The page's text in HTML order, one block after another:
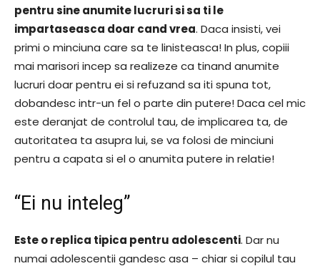
pentru sine anumite lucruri si sa ti le
impartaseasca doar cand vrea. Daca insisti, vei
primi o minciuna care sa te linisteasca! In plus, copiii
mai marisori incep sa realizeze ca tinand anumite
lucruri doar pentru ei si refuzand sa iti spuna tot,
dobandesc intr-un fel o parte din putere! Daca cel mic
este deranjat de controlul tau, de implicarea ta, de
autoritatea ta asupra lui, se va folosi de minciuni
pentru a capata si el o anumita putere in relatie!
“Ei nu inteleg”
Este o replica tipica pentru adolescenti. Dar nu
numai adolescentii gandesc asa – chiar si copilul tau